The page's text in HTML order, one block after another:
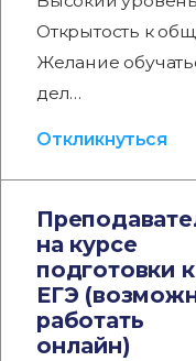
Открытость к
Желание
дел…
Откликнуться
на курсе
подготовки к
ЕГЭ
работать
онлайн)